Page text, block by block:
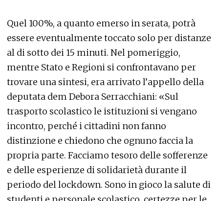
Quel 100%, a quanto emerso in serata, potrà
essere eventualmente toccato solo per distanze
al di sotto dei 15 minuti. Nel pomeriggio,
mentre Stato e Regioni si confrontavano per
trovare una sintesi, era arrivato l’appello della
deputata dem Debora Serracchiani: «Sul
trasporto scolastico le istituzioni si vengano
incontro, perché i cittadini non fanno
distinzione e chiedono che ognuno faccia la
propria parte. Facciamo tesoro delle sofferenze
e delle esperienze di solidarietà durante il
periodo del lockdown. Sono in gioco la salute di